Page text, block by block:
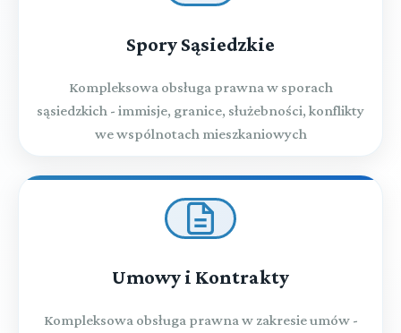
Spory Sąsiedzkie
Kompleksowa obsługa prawna w sporach
sąsiedzkich - immisje, granice, służebności, konflikty
we wspólnotach mieszkaniowych
Umowy i Kontrakty
Kompleksowa obsługa prawna w zakresie umów -